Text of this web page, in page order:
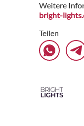
Weitere
bright-
Teilen